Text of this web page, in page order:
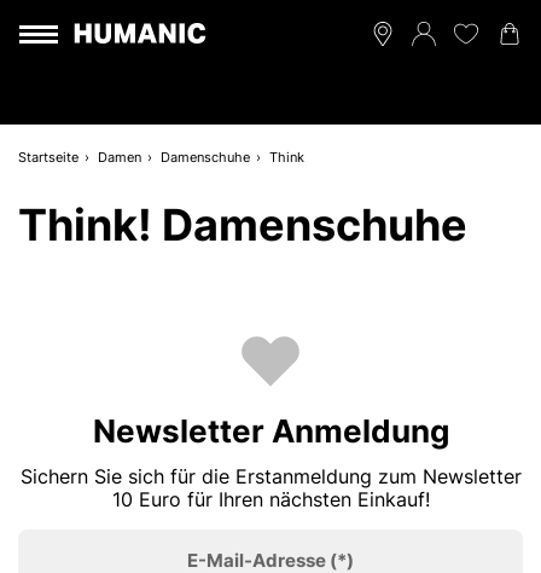
Startseite Damen Damenschuhe Think
Think! Damenschuhe
Newsletter Anmeldung
Sichern Sie sich für die Erstanmeldung zum Newsletter
10 Euro für Ihren nächsten Einkauf!
E-Mail-Adresse (*)